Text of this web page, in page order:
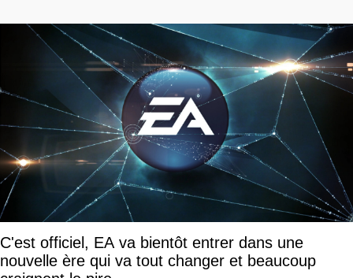
C'est officiel, EA va bientôt entrer dans une
nouvelle ère qui va tout changer et beaucoup